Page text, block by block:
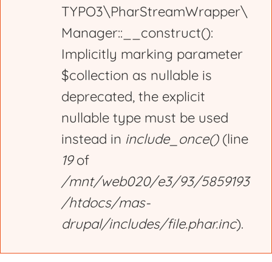
TYPO3\PharStreamWrapper\
Manager::__construct():
Implicitly marking parameter
$collection as nullable is
deprecated, the explicit
nullable type must be used
instead in include_once()(line
19of
/mnt/web020/e3/93/5859193
/htdocs/mas-
drupal/includes/file.phar.inc).